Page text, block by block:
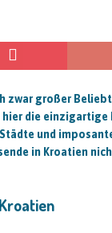
zwar großer
die einzigartige
und
in Kroatien